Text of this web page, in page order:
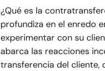
¿Qué es la
profundiza en el enredo
experimentar con su
abarca las reacciones
transferencia del cliente,